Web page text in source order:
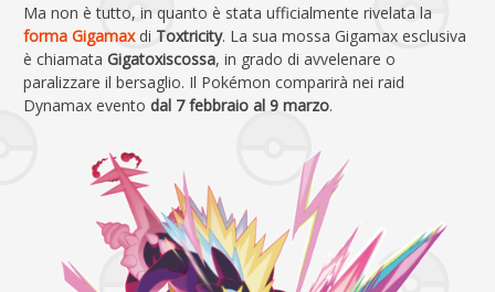
Ma non è tutto, in quanto è stata ufficialmente rivelata la
forma Gigamaxdi Toxtricity. La sua mossa Gigamax esclusiva
è chiamata Gigatoxiscossa, in grado di avvelenare o
paralizzare il bersaglio. Il Pokémon comparirà nei raid
Dynamax evento dal 7 febbraio al 9 marzo.